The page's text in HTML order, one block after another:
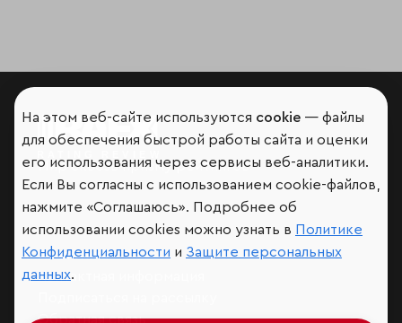
Мир сквозь призму рейтингов
Аналитика
Контактная информация
Обратная связь
На этом веб-сайте используются cookie — файлы
для обеспечения быстрой работы сайта и оценки
его использования через сервисы веб-аналитики.
Если Вы согласны с использованием cookie-файлов,
нажмите «Соглашаюсь». Подробнее об
использовании cookies можно узнать в Политике
Конфиденциальности и Защите персональных
данных.